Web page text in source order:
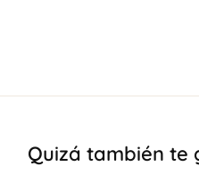
Quizá también te